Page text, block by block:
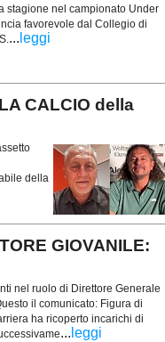
stagione nel campionato Under
favorevole dal Collegio di
... leggi
CALCIO della
della
GIOVANILE:
nel ruolo di Direttore Generale
il comunicato: Figura di
ha ricoperto incarichi di
... leggi